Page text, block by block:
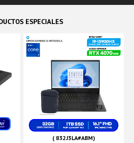
ESPECIALES
( 832J3LA#ABM)